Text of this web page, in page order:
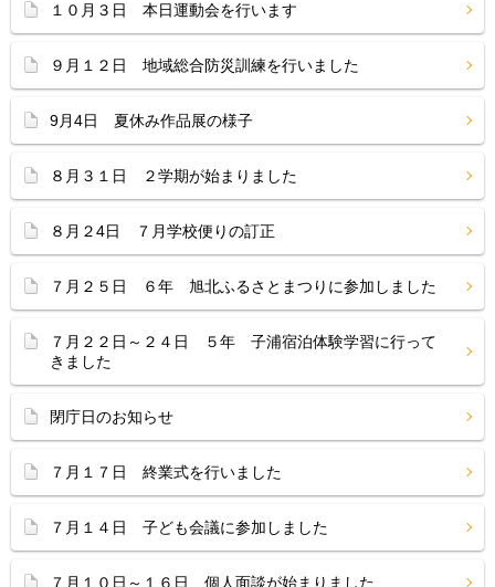
１０月３日 本日運動会を行います
９月１２日 地域総合防災訓練を行いました
9月4日 夏休み作品展の様子
８月３１日 ２学期が始まりました
８月２4日 ７月学校便りの訂正
７月２５日 ６年 旭北ふるさとまつりに参加しました
７月２２日～２４日 ５年 子浦宿泊体験学習に行って
きました
閉庁日のお知らせ
７月１７日 終業式を行いました
７月１４日 子ども会議に参加しました
７月１０日～１６日 個人面談が始まりました